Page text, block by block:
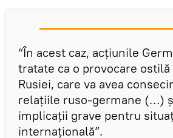
“În acest caz, acțiunile
tratate ca o provocare
Rusiei, care va avea
relațiile ruso-germane (…)
implicații grave pentru
internațională”.